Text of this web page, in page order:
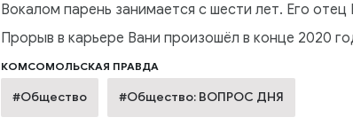
Вокалом парень занимается с шести лет. Его
Прорыв в карьере Вани произошёл в конце 2020
КОМСОМОЛЬСКАЯ ПРАВДА
#Общество #Общество: ВОПРОС ДНЯ